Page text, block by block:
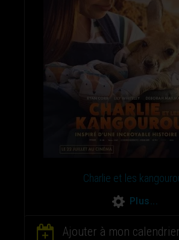
Charlie et les
Plus...
Ajouter à mon calendrier